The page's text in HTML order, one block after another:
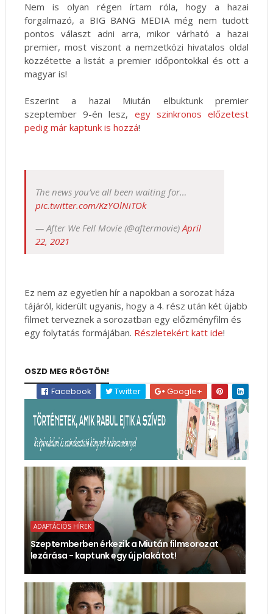
Nem is olyan régen írtam róla, hogy a hazai
forgalmazó, a BIG BANG MEDIA még nem tudott
pontos választ adni arra, mikor várható a hazai
premier, most viszont a nemzetközi hivatalos oldal
közzétette a listát a premier időpontokkal és ott a
magyar is!
Eszerint a hazai Miután elbuktunk premier
szeptember 9-én lesz, egy szinkronos előzetest
pedig már kaptunk is hozzá!
The news you’ve all been waiting for…
pic.twitter.com/KzYOlNiTOk
— After We Fell Movie (@aftermovie)April
22, 2021
Ez nem az egyetlen hír a napokban a sorozat háza
tájáról, kiderült ugyanis, hogy a 4. rész után két újabb
filmet terveznek a sorozatban egy előzményfilm és
egy folytatás formájában. Részletekért katt ide!
OSZD MEG RÖGTÖN!
Facebook
Twitter Google+
ADAPTÁCIÓS HÍREK
Szeptemberben érkezik a Miután filmsorozat
lezárása - kaptunk egy új plakátot!